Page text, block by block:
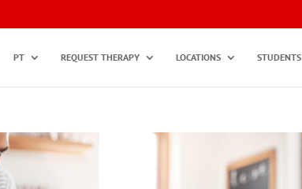
PT REQUEST THERAPY LOCATIONS STUDENTS